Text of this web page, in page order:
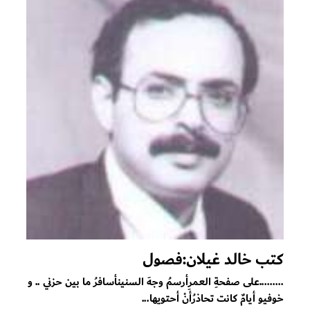
كتب خالد غيلان:فصول
.........على صفحةِ العمرِأرسمُ وجهَ السنينأسافرُ ما بين حزني .. و
خوفيو أيامٌ كانت تحاذرُأنْ أحتويها...